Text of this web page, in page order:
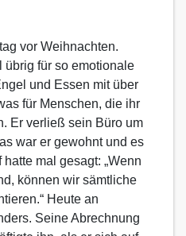
vor Weihnachten.
übrig für so emotionale
und Essen mit über
für Menschen, die ihr
Er verließ sein Büro um
war er gewohnt und es
mal gesagt: „Wenn
können wir sämtliche
Heute an
Seine Abrechnung